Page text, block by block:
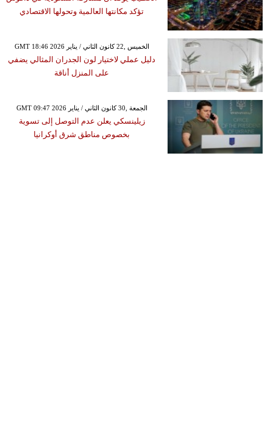
تؤكد مكانتها العالمية وتحولها الاقتصادي
GMT 18:46 2026 الخميس ,22 كانون الثاني / يناير
دليل عملي لاختيار لون الجدران المثالي يضفي
على المنزل أناقة
GMT 09:47 2026 الجمعة ,30 كانون الثاني / يناير
زيلينسكي يعلن عدم التوصل إلى تسوية
بخصوص مناطق شرق أوكرانيا